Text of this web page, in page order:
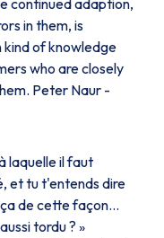
continued adaption,
in them, is
kind of knowledge
who are closely
Peter Naur -
laquelle il faut
et tu t'entends dire
de cette façon…
tordu ? »